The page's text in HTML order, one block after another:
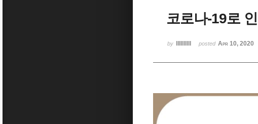
코로나-19로
by posted Apr 10, 2020
Sketchbook5, 스케치북5